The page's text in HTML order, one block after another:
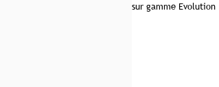
sur gamme Evolution